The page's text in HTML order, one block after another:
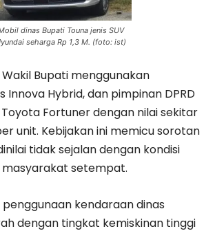
dinas Bupati Touna jenis SUV
seharga Rp 1,3 M. (foto: ist)
Bupati menggunakan
Innova Hybrid, dan pimpinan DPRD
Fortuner dengan nilai sekitar
unit. Kebijakan ini memicu sorotan
tidak sejalan dengan kondisi
masyarakat setempat.
kendaraan dinas
dengan tingkat kemiskinan tinggi